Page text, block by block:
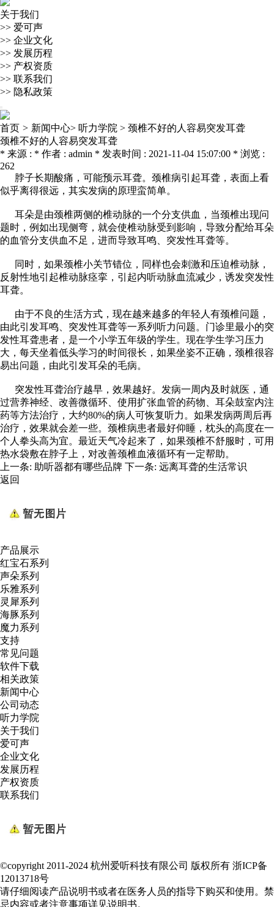
关于我们
>> 爱可声
>> 企业文化
>> 发展历程
>> 产权资质
>> 联系我们
>> 隐私政策
首页 > 新闻中心> 听力学院 > 颈椎不好的人容易突发耳聋
颈椎不好的人容易突发耳聋
* 来源 : * 作者 : admin * 发表时间 : 2021-11-04 15:07:00 * 浏览 :
262
脖子长期酸痛，可能预示耳聋。颈椎病引起耳聋，表面上看
似乎离得很远，其实发病的原理蛮简单。
耳朵是由颈椎两侧的椎动脉的一个分支供血，当颈椎出现问
题时，例如出现侧弯，就会使椎动脉受到影响，导致分配给耳朵
的血管分支供血不足，进而导致耳鸣、突发性耳聋等。
同时，如果颈椎小关节错位，同样也会刺激和压迫椎动脉，
反射性地引起椎动脉痉挛，引起内听动脉血流减少，诱发突发性
耳聋。
由于不良的生活方式，现在越来越多的年轻人有颈椎问题，
由此引发耳鸣、突发性耳聋等一系列听力问题。门诊里最小的突
发性耳聋患者，是一个小学五年级的学生。现在学生学习压力
大，每天坐着低头学习的时间很长，如果坐姿不正确，颈椎很容
易出问题，由此引发耳朵的毛病。
突发性耳聋治疗越早，效果越好。发病一周内及时就医，通
过营养神经、改善微循环、使用扩张血管的药物、耳朵鼓室内注
药等方法治疗，大约80%的病人可恢复听力。如果发病两周后再
治疗，效果就会差一些。颈椎病患者最好仰睡，枕头的高度在一
个人拳头高为宜。最近天气冷起来了，如果颈椎不舒服时，可用
热水袋敷在脖子上，对改善颈椎血液循环有一定帮助。
上一条: 助听器都有哪些品牌 下一条: 远离耳聋的生活常识
返回
产品展示
红宝石系列
声朵系列
乐雅系列
灵犀系列
海豚系列
魔力系列
支持
常见问题
软件下载
相关政策
新闻中心
公司动态
听力学院
关于我们
爱可声
企业文化
发展历程
产权资质
联系我们
©copyright 2011-2024 杭州爱听科技有限公司 版权所有 浙ICP备
12013718号
请仔细阅读产品说明书或者在医务人员的指导下购买和使用。禁
忌内容或者注意事项详见说明书。